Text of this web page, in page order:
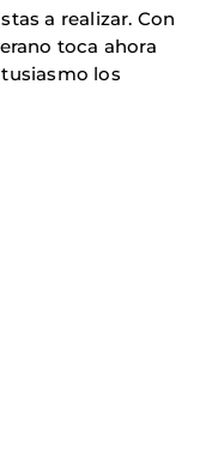
a realizar. Con
toca ahora
los